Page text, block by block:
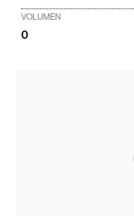
VOLUMEN
0